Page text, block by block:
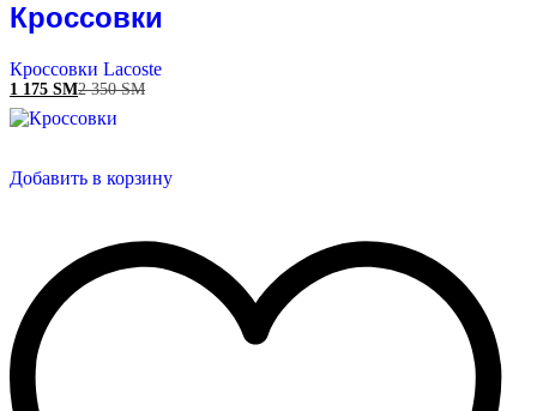
Кроссовки
Кроссовки Lacoste
1 175 ЅМ2 350ЅМ
Добавить в корзину